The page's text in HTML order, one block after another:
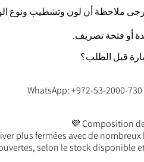
يرجى ملاحظة أن لون وتشطيب
أو فتحة تصريف.
قبل الطلب؟
Composition de
plus fermées avec de
selon le stock disponible